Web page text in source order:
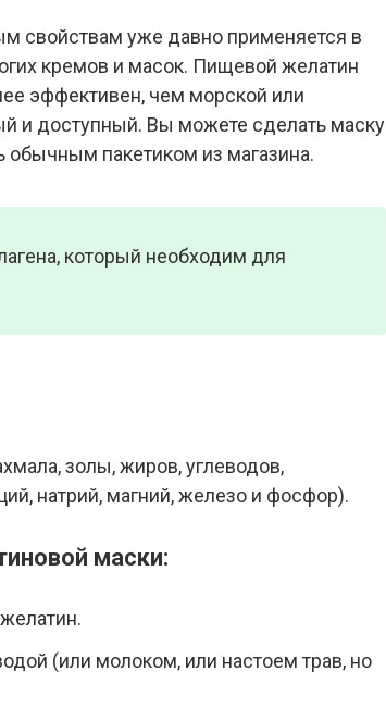
свойствам уже давно применяется в
кремов и масок. Пищевой желатин
эффективен, чем морской или
и доступный. Вы можете сделать маску
обычным пакетиком из магазина.
который необходим для
золы, жиров, углеводов,
натрий, магний, железо и фосфор).
маски:
(или молоком, или настоем трав, но